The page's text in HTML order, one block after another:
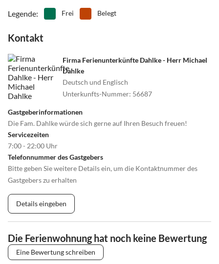
Legende: Frei Belegt
Kontakt
Firma Ferienunterkünfte Dahlke - Herr Michael
Dahlke
Deutsch und Englisch
Unterkunfts-Nummer: 56687
Gastgeberinformationen
Die Fam. Dahlke würde sich gerne auf Ihren Besuch freuen!
Servicezeiten
7:00 - 22:00 Uhr
Telefonnummer des Gastgebers
Bitte geben Sie weitere Details ein, um die Kontaktnummer des
Gastgebers zu erhalten
Details eingeben
Die Ferienwohnung hat noch keine Bewertung
Eine Bewertung schreiben